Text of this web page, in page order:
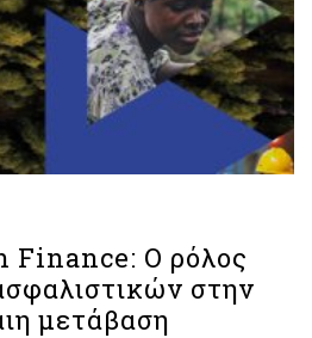
Ο ρόλος
στην
μετάβαση